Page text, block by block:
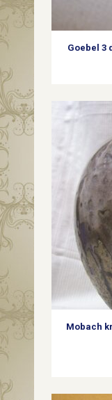
Goebel 3
Mobach